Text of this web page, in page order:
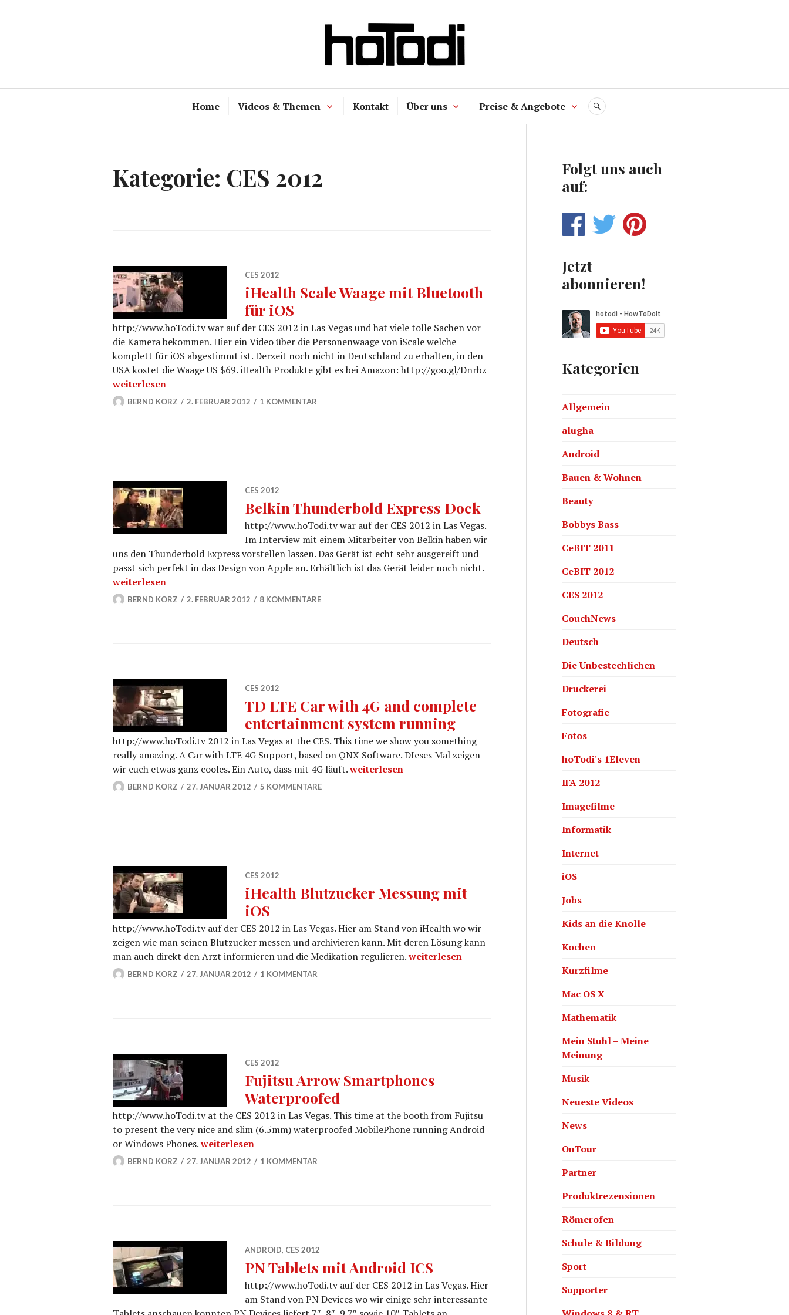
hoTodi
Home Videos & Themen Kontakt Über uns Preise & Angebote SUCHE
Kategorie: CES 2012
CES 2012
iHealth Scale Waage mit Bluetooth
für iOS
http://www.hoTodi.tv war auf der CES 2012 in Las Vegas und hat viele tolle Sachen vor
die Kamera bekommen. Hier ein Video über die Personenwaage von iScale welche
komplett für iOS abgestimmt ist. Derzeit noch nicht in Deutschland zu erhalten, in den
USA kostet die Waage US $69. iHealth Produkte gibt es bei Amazon: http://goo.gl/Dnrbz
iHealth Scale Waage mit Bluetooth für iOS
weiterlesen
BERND KORZ 2. FEBRUAR 2012 1 KOMMENTAR
CES 2012
Belkin Thunderbold Express Dock
http://www.hoTodi.tv war auf der CES 2012 in Las Vegas.
Im Interview mit einem Mitarbeiter von Belkin haben wir
uns den Thunderbold Express vorstellen lassen. Das Gerät ist echt sehr ausgereift und
passt sich perfekt in das Design von Apple an. Erhältlich ist das Gerät leider noch nicht.
Belkin Thunderbold Express Dock
weiterlesen
BERND KORZ 2. FEBRUAR 2012 8 KOMMENTARE
CES 2012
TD LTE Car with 4G and complete
entertainment system running
http://www.hoTodi.tv 2012 in Las Vegas at the CES. This time we show you something
really amazing. A Car with LTE 4G Support, based on QNX Software. DIeses Mal zeigen
wir euch etwas ganz cooles. Ein Auto, dass mit 4G läuft.TD LTE Car with 4G and complete entertainment system running
weiterlesen
BERND KORZ 27. JANUAR 2012 5 KOMMENTARE
CES 2012
iHealth Blutzucker Messung mit
iOS
http://www.hoTodi.tv auf der CES 2012 in Las Vegas. Hier am Stand von iHealth wo wir
zeigen wie man seinen Blutzucker messen und archivieren kann. Mit deren Lösung kann
man auch direkt den Arzt informieren und die Medikation regulieren.iHealth Blutzucker Messung mit iOS
weiterlesen
BERND KORZ 27. JANUAR 2012 1 KOMMENTAR
CES 2012
Fujitsu Arrow Smartphones
Waterproofed
http://www.hoTodi.tv at the CES 2012 in Las Vegas. This time at the booth from Fujitsu
to present the very nice and slim (6.5mm) waterproofed MobilePhone running Android
or Windows Phones.Fujitsu Arrow Smartphones Waterproofed
weiterlesen
BERND KORZ 27. JANUAR 2012 1 KOMMENTAR
ANDROID, CES 2012
PN Tablets mit Android ICS
http://www.hoTodi.tv auf der CES 2012 in Las Vegas. Hier
am Stand von PN Devices wo wir einige sehr interessante
Folgt uns auch
auf:
Jetzt
abonnieren!
Kategorien
Allgemein
alugha
Android
Bauen & Wohnen
Beauty
Bobbys Bass
CeBIT 2011
CeBIT 2012
CES 2012
CouchNews
Deutsch
Die Unbestechlichen
Druckerei
Fotografie
Fotos
hoTodi's 1Eleven
IFA 2012
Imagefilme
Informatik
Internet
iOS
Jobs
Kids an die Knolle
Kochen
Kurzfilme
Mac OS X
Mathematik
Mein Stuhl – Meine
Meinung
Musik
Neueste Videos
News
OnTour
Partner
Produktrezensionen
Römerofen
Schule & Bildung
Sport
Supporter